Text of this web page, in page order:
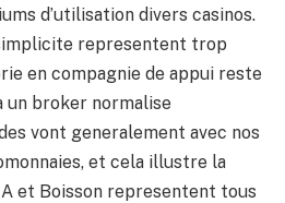
d’utilisation divers casinos.
representent trop
en compagnie de appui reste
broker normalise
vont generalement avec nos
et cela illustre la
et Boisson representent tous